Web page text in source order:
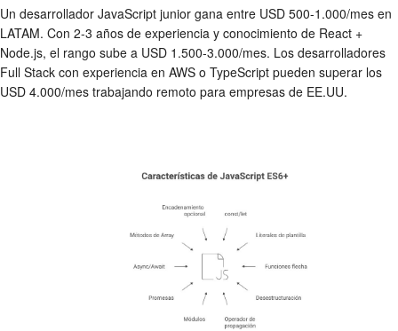
Un desarrollador JavaScript junior gana entre USD 500-1.000/mes en
LATAM. Con 2-3 años de experiencia y conocimiento de React +
Node.js, el rango sube a USD 1.500-3.000/mes. Los desarrolladores
Full Stack con experiencia en AWS o TypeScript pueden superar los
USD 4.000/mes trabajando remoto para empresas de EE.UU.